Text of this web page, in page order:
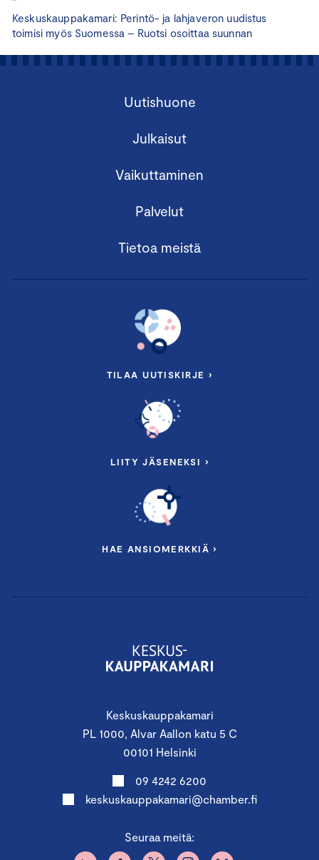
Keskuskauppakamari: Perintö- ja lahjaveron uudistus
toimisi myös Suomessa – Ruotsi osoittaa suunnan
Keskuskauppakamari
PL 1000, Alvar Aallon katu 5 C
00101 Helsinki
09 4242 6200
keskuskauppakamari@chamber.fi
Seuraa meitä:
Uutishuone
Julkaisut
Vaikuttaminen
Palvelut
Tietoa meistä
TILAA UUTISKIRJE ›
LIITY JÄSENEKSI ›
HAE ANSIOMERKKIÄ ›